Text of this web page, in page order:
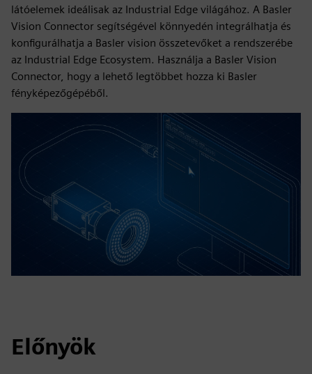
látóelemek ideálisak az Industrial Edge világához. A Basler
Vision Connector segítségével könnyedén integrálhatja és
konfigurálhatja a Basler vision összetevőket a rendszerébe
az Industrial Edge Ecosystem. Használja a Basler Vision
Connector, hogy a lehető legtöbbet hozza ki Basler
fényképezőgépéből.
Előnyök